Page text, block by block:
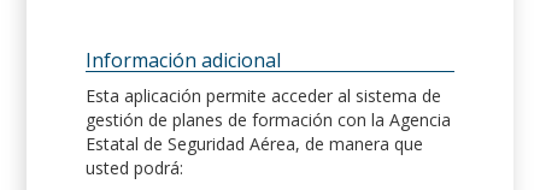
Información adicional
Esta aplicación permite acceder al sistema de
gestión de planes de formación con la Agencia
Estatal de Seguridad Aérea, de manera que
usted podrá: